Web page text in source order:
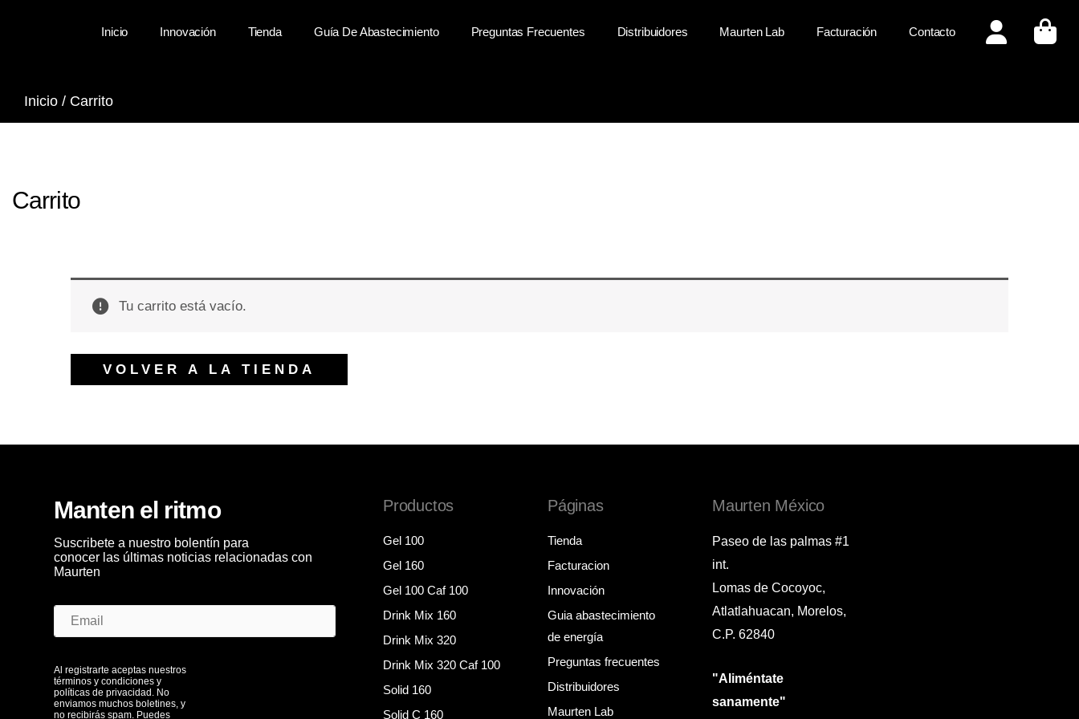
Inicio Innovación Tienda Guía De Abastecimiento Preguntas Frecuentes Distribuidores Maurten Lab Facturación Contacto
Inicio / Carrito
Carrito
Tu carrito está vacío.
VOLVER A LA TIENDA
Manten el ritmo
Suscribete a nuestro bolentín para
conocer las últimas noticias relacionadas con
Maurten
Al registrarte aceptas nuestros
términos y condiciones y
políticas de privacidad. No
enviamos muchos boletines, y
no recibirás spam. Puedes
Productos
Gel 100
Gel 160
Gel 100 Caf 100
Drink Mix 160
Drink Mix 320
Drink Mix 320 Caf 100
Solid 160
Solid C 160
Páginas
Tienda
Facturacion
Innovación
Guia abastecimiento
de energía
Preguntas frecuentes
Distribuidores
Maurten Lab
Maurten México
Paseo de las palmas #1
int.
Lomas de Cocoyoc,
Atlatlahuacan, Morelos,
C.P. 62840
"Aliméntate
sanamente"